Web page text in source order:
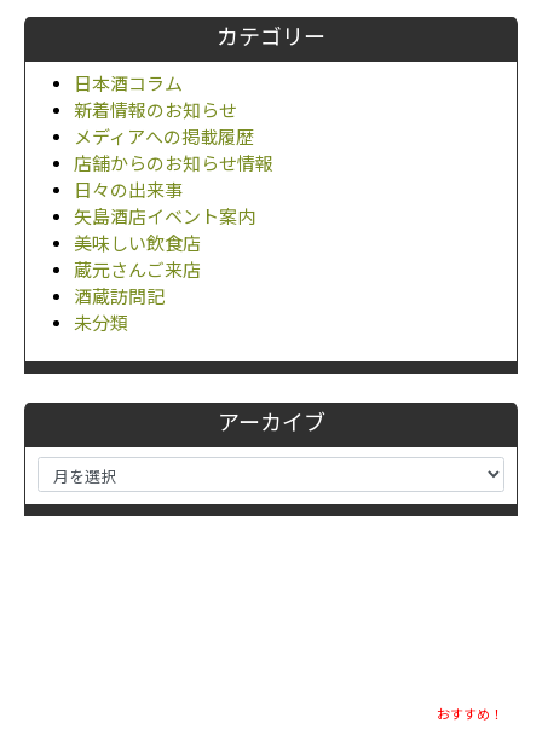
カテゴリー
日本酒コラム
新着情報のお知らせ
メディアへの掲載履歴
店舗からのお知らせ情報
日々の出来事
矢島酒店イベント案内
美味しい飲食店
蔵元さんご来店
酒蔵訪問記
未分類
アーカイブ
おすすめ！